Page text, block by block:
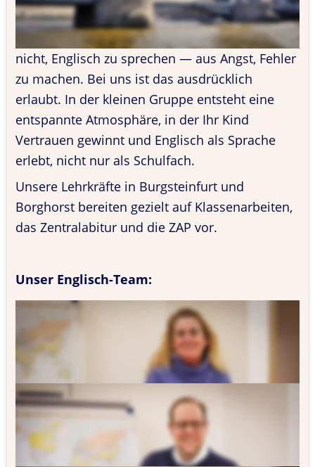
Unser Ansatz:
Viele Schülerinnen und Schüler trauen sich
nicht, Englisch zu sprechen — aus Angst, Fehler
zu machen. Bei uns ist das ausdrücklich
erlaubt. In der kleinen Gruppe entsteht eine
entspannte Atmosphäre, in der Ihr Kind
Vertrauen gewinnt und Englisch als Sprache
erlebt, nicht nur als Schulfach.
Unsere Lehrkräfte in Burgsteinfurt und
Borghorst bereiten gezielt auf Klassenarbeiten,
das Zentralabitur und die ZAP vor.
Unser Englisch-Team:
Alexandra Klamt
Fächer: Englisch, Deutsch (Sek II/I)
Sebastian Buck
Fächer: Latein, Deutsch, Englisch (Sek II/I)